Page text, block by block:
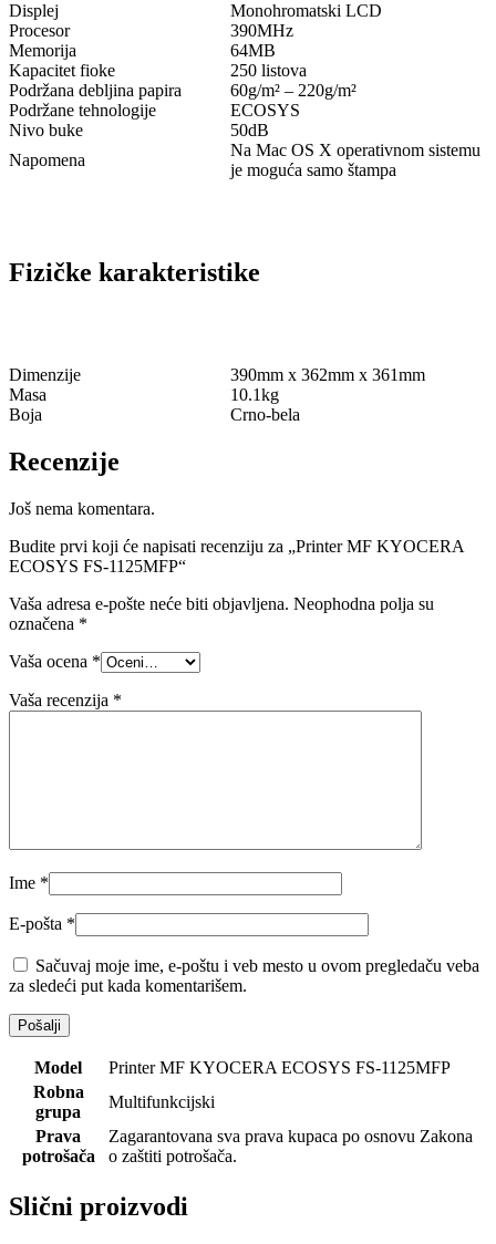
Displej
Monohromatski LCD
Procesor
390MHz
Memorija
64MB
Kapacitet fioke
250 listova
Podržana debljina papira
60g/m² – 220g/m²
Podržane tehnologije
ECOSYS
Nivo buke
50dB
Napomena
Na Mac OS X operativnom sistemu
je moguća samo štampa
Fizičke karakteristike
Dimenzije
390mm x 362mm x 361mm
Masa
10.1kg
Boja
Crno-bela
Recenzije
Još nema komentara.
Budite prvi koji će napisati recenziju za „Printer MF KYOCERA
ECOSYS FS-1125MFP“
Vaša adresa e-pošte neće biti objavljena. Neophodna polja su
označena *
Vaša ocena *
Vaša recenzija *
Ime *
E-pošta *
Sačuvaj moje ime, e-poštu i veb mesto u ovom pregledaču veba
za sledeći put kada komentarišem.
Model
Printer MF KYOCERA ECOSYS FS-1125MFP
Robna
grupa
Multifunkcijski
Prava
potrošača
Zagarantovana sva prava kupaca po osnovu Zakona
o zaštiti potrošača.
Slični proizvodi